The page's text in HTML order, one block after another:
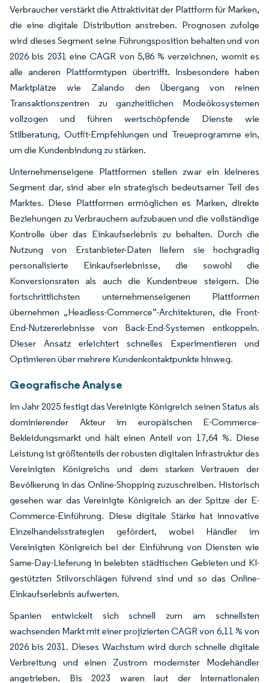
Verbraucher verstärkt die Attraktivität der Plattform für Marken,
die eine digitale Distribution anstreben. Prognosen zufolge
wird dieses Segment seine Führungsposition behalten und von
2026 bis 2031 eine CAGR von 5,86 % verzeichnen, womit es
alle anderen Plattformtypen übertrifft. Insbesondere haben
Marktplätze wie Zalando den Übergang von reinen
Transaktionszentren zu ganzheitlichen Modeökosystemen
vollzogen und führen wertschöpfende Dienste wie
Stilberatung, Outfit-Empfehlungen und Treueprogramme ein,
um die Kundenbindung zu stärken.
Unternehmenseigene Plattformen stellen zwar ein kleineres
Segment dar, sind aber ein strategisch bedeutsamer Teil des
Marktes. Diese Plattformen ermöglichen es Marken, direkte
Beziehungen zu Verbrauchern aufzubauen und die vollständige
Kontrolle über das Einkaufserlebnis zu behalten. Durch die
Nutzung von Erstanbieter-Daten liefern sie hochgradig
personalisierte Einkaufserlebnisse, die sowohl die
Konversionsraten als auch die Kundentreue steigern. Die
fortschrittlichsten unternehmenseigenen Plattformen
übernehmen „Headless-Commerce”-Architekturen, die Front-
End-Nutzererlebnisse von Back-End-Systemen entkoppeln.
Dieser Ansatz erleichtert schnelles Experimentieren und
Optimieren über mehrere Kundenkontaktpunkte hinweg.
Geografische Analyse
Im Jahr 2025 festigt das Vereinigte Königreich seinen Status als
dominierender Akteur im europäischen E-Commerce-
Bekleidungsmarkt und hält einen Anteil von 17,64 %. Diese
Leistung ist größtenteils der robusten digitalen Infrastruktur des
Vereinigten Königreichs und dem starken Vertrauen der
Bevölkerung in das Online-Shopping zuzuschreiben. Historisch
gesehen war das Vereinigte Königreich an der Spitze der E-
Commerce-Einführung. Diese digitale Stärke hat innovative
Einzelhandelsstrategien gefördert, wobei Händler im
Vereinigten Königreich bei der Einführung von Diensten wie
Same-Day-Lieferung in belebten städtischen Gebieten und KI-
gestützten Stilvorschlägen führend sind und so das Online-
Einkaufserlebnis aufwerten.
Spanien entwickelt sich schnell zum am schnellsten
wachsenden Markt mit einer projizierten CAGR von 6,11 % von
2026 bis 2031. Dieses Wachstum wird durch schnelle digitale
Verbreitung und einen Zustrom modernster Modehändler
angetrieben. Bis 2023 waren laut der Internationalen